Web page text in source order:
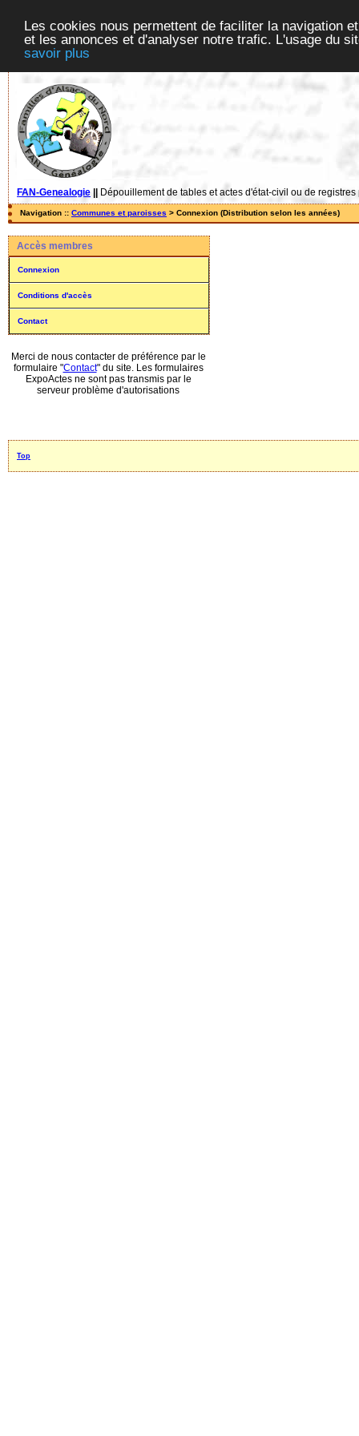
Les cookies nous permettent de faciliter la navigation
et les annonces et d'analyser notre trafic. L'usage du
savoir plus
FAN-Genealogie Dépouillement de tables et actes d'état-civil ou de
Navigation :: Communes et paroisses > Connexion (Distribution selon les années)
Accès membres
Connexion
Conditions d'accès
Contact
Merci de nous contacter de préférence par le
formulaire "Contact" du site. Les formulaires
ExpoActes ne sont pas transmis par le
serveur problème d'autorisations
Top